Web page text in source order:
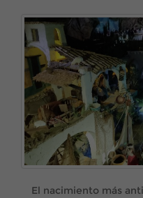
El nacimiento más